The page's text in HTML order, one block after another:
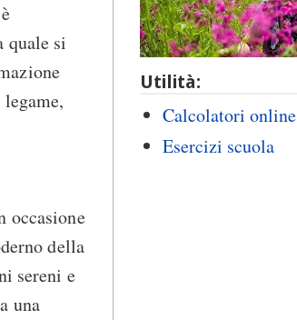
quale si
occasione
della
sereni e
una
Utilità:
Calcolatori online
Esercizi scuola